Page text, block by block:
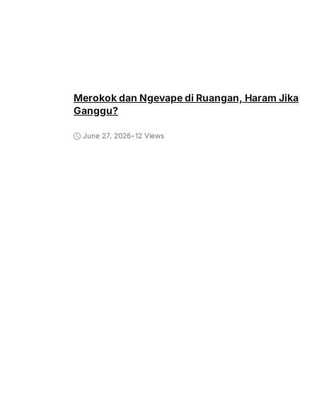
Merokok dan Ngevape di Ruangan, Haram Jika
Ganggu?
June 27, 2026•12 Views